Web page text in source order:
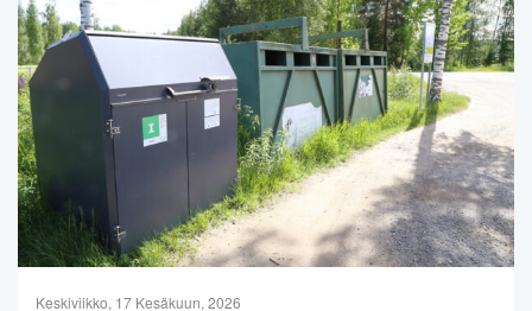
Keskiviikko, 17 Kesäkuun, 2026